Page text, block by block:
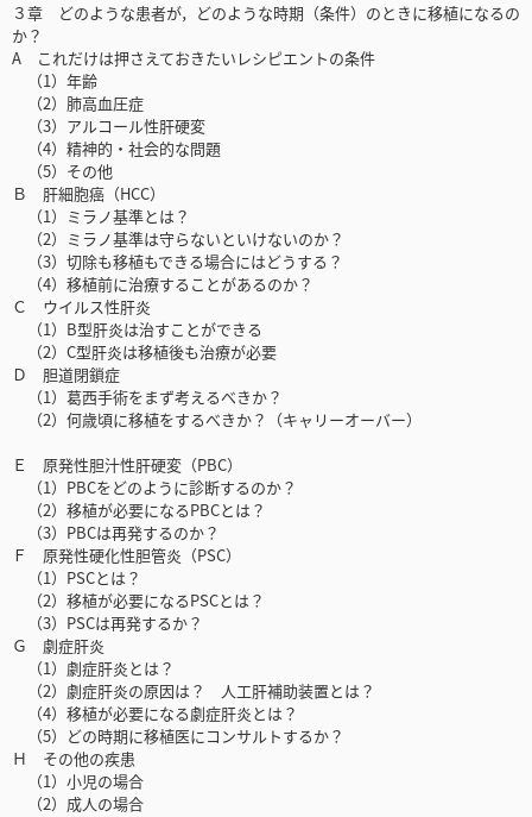
３章 どのような患者が，どのような時期（条件）のときに移植になるの
か？
A これだけは押さえておきたいレシピエントの条件
（1）年齢
（2）肺高血圧症
（3）アルコール性肝硬変
（4）精神的・社会的な問題
（5）その他
Ｂ 肝細胞癌（HCC）
（1）ミラノ基準とは？
（2）ミラノ基準は守らないといけないのか？
（3）切除も移植もできる場合にはどうする？
（4）移植前に治療することがあるのか？
Ｃ ウイルス性肝炎
（1）B型肝炎は治すことができる
（2）C型肝炎は移植後も治療が必要
Ｄ 胆道閉鎖症
（1）葛西手術をまず考えるべきか？
（2）何歳頃に移植をするべきか？（キャリーオーバー）
Ｅ 原発性胆汁性肝硬変（PBC）
（1）PBCをどのように診断するのか？
（2）移植が必要になるPBCとは？
（3）PBCは再発するのか？
Ｆ 原発性硬化性胆管炎（PSC）
（1）PSCとは？
（2）移植が必要になるPSCとは？
（3）PSCは再発するか？
Ｇ 劇症肝炎
（1）劇症肝炎とは？
（2）劇症肝炎の原因は？ 人工肝補助装置とは？
（4）移植が必要になる劇症肝炎とは？
（5）どの時期に移植医にコンサルトするか？
Ｈ その他の疾患
（1）小児の場合
（2）成人の場合